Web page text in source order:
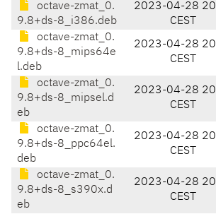
octave-zmat_0.
9.8+ds-8_i386.deb
2023-04-28
CEST
octave-zmat_0.
9.8+ds-8_mips64e
l.deb
2023-04-28
CEST
octave-zmat_0.
9.8+ds-8_mipsel.d
eb
2023-04-28
CEST
octave-zmat_0.
9.8+ds-8_ppc64el.
deb
2023-04-28
CEST
octave-zmat_0.
9.8+ds-8_s390x.d
eb
2023-04-28
CEST